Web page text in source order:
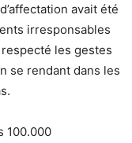
avait été
irresponsables
les gestes
se rendant dans les
100.000